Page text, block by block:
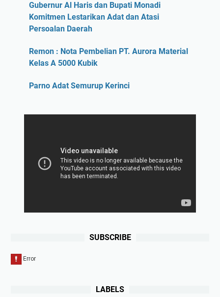
Gubernur Al Haris dan Bupati Monadi
Komitmen Lestarikan Adat dan Atasi
Persoalan Daerah
Remon : Nota Pembelian PT. Aurora Material
Kelas A 5000 Kubik
Parno Adat Semurup Kerinci
SUBSCRIBE
LABELS